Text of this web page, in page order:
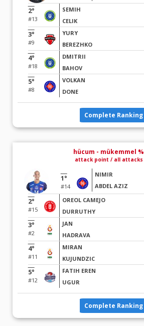
2°
#13
SEMIH
CELIK
3°
#9
YURY
BEREZHKO
4°
#18
DMITRII
BAHOV
5°
#8
VOLKAN
DONE
Complete Ranking
hücum - mükemmel %
attack point / all attacks
1°
#14
NIMIR
ABDEL AZIZ
2°
#15
OREOL CAMEJO
DURRUTHY
3°
#2
JAN
HADRAVA
4°
#11
MIRAN
KUJUNDZIC
5°
#12
FATIH EREN
UGUR
Complete Ranking